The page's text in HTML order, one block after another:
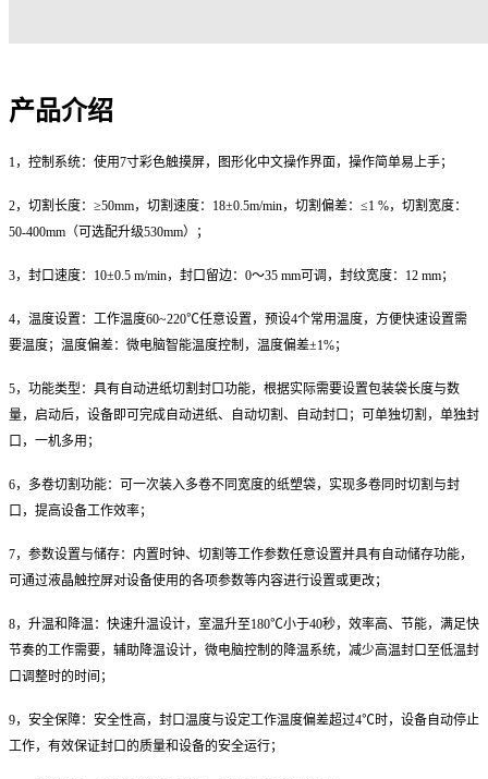
产品介绍
1， 控制系统：使用7寸彩色触摸屏，图形化中文操作界面，操作简单易上手；
2， 切割长度： ≥50mm， 切割速度： 18±0.5m/min， 切割偏差： ≤1 %， 切割 宽度：
50-400mm（可选配升级530mm）；
3， 封口速度： 10±0.5 m/min， 封口留边： 0～35 mm可调 ， 封纹宽度： 12 mm；
4，温度设置：工作温度60~220℃任意设置，预设4个常用温度，方便快速设置需
要温度；温度偏差：微电脑智能温度控制，温度偏差±1%；
5，功能类型： 具有自动进纸切割封口功能，根据实际需要设置包装袋长度与数
量，启动后，设备即可完成自动进纸、自动切割、自动封口；可单独切割，单独封
口，一机多用；
6，多卷切割功能： 可一次装入多卷不同宽度的纸塑袋，实现多卷同时切割 与封
口，提高设备工作效率；
7，参数设置与储存： 内置时钟、切割等工作参数任意设置并具有自动储存功能，
可通过液晶触控屏对设备使用的各项参数等内容进行设置或更改；
8，升温和降温： 快速升温设计，室温升至180℃小于40秒，效率高、节能，满足快
节奏的工作需要，辅助降温设计，微电脑控制的降温系统，减少高温封口至低温封
口调整时的时间；
9，安全保障： 安全性高，封口温度与设定工作温度偏差超过4℃时，设备自动停止
工作，有效保证封口的质量和设备的安全运行；